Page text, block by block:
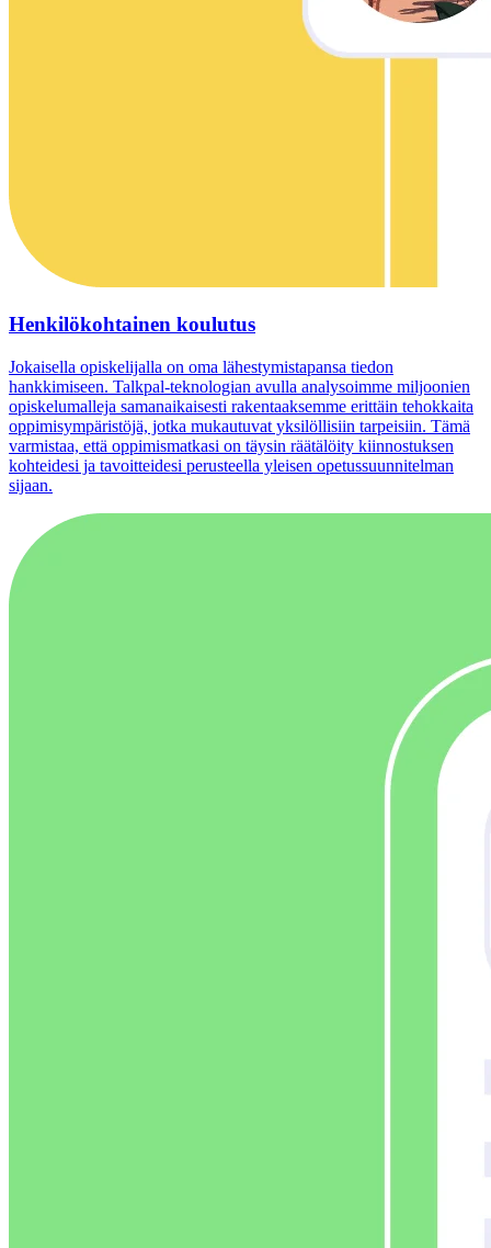
Henkilökohtainen koulutus
Jokaisella opiskelijalla on oma lähestymistapansa tiedon
hankkimiseen. Talkpal-teknologian avulla analysoimme miljoonien
opiskelumalleja samanaikaisesti rakentaaksemme erittäin tehokkaita
oppimisympäristöjä, jotka mukautuvat yksilöllisiin tarpeisiin. Tämä
varmistaa, että oppimismatkasi on täysin räätälöity kiinnostuksen
kohteidesi ja tavoitteidesi perusteella yleisen opetussuunnitelman
sijaan.